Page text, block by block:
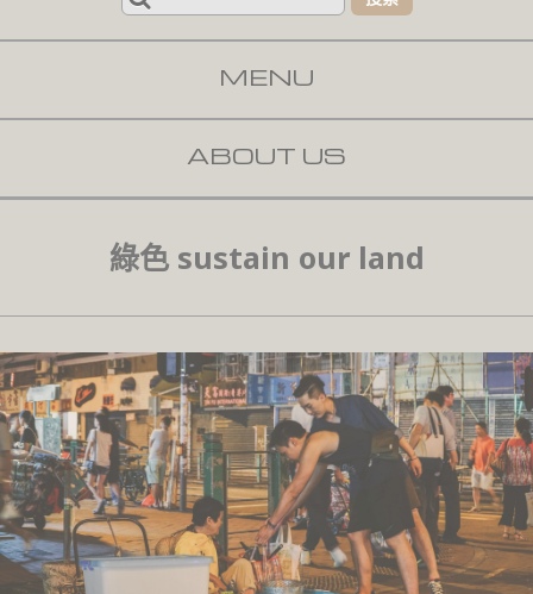
for:
MENU
SKIP TO CONTENT
ABOUT US
綠色 sustain our land